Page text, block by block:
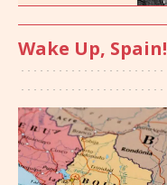
Wake Up, Spain!